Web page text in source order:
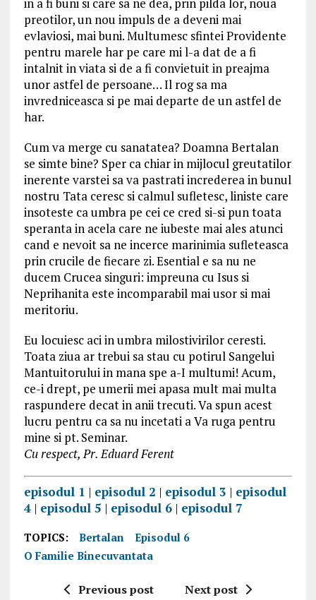
preotilor, un nou impuls de a deveni mai
evlaviosi, mai buni. Multumesc sfintei Providente
pentru marele har pe care mi l-a dat de a fi
intalnit in viata si de a fi convietuit in preajma
unor astfel de persoane… Il rog sa ma
invredniceasca si pe mai departe de un astfel de
har.
Cum va merge cu sanatatea? Doamna Bertalan
se simte bine? Sper ca chiar in mijlocul greutatilor
inerente varstei sa va pastrati increderea in bunul
nostru Tata ceresc si calmul sufletesc, liniste care
insoteste ca umbra pe cei ce cred si-si pun toata
speranta in acela care ne iubeste mai ales atunci
cand e nevoit sa ne incerce marinimia sufleteasca
prin crucile de fiecare zi. Esential e sa nu ne
ducem Crucea singuri: impreuna cu Isus si
Neprihanita este incomparabil mai usor si mai
meritoriu.
Eu locuiesc aci in umbra milostivirilor ceresti.
Toata ziua ar trebui sa stau cu potirul Sangelui
Mantuitorului in mana spe a-I multumi! Acum,
ce-i drept, pe umerii mei apasa mult mai multa
raspundere decat in anii trecuti. Va spun acest
lucru pentru ca sa nu incetati a Va ruga pentru
mine si pt. Seminar.
Cu respect, Pr. Eduard Ferent
episodul 1 | episodul 2 | episodul 3 | episodul
4| episodul 5 | episodul 6| episodul 7
TOPICS: Bertalan
Episodul 6
O Familie Binecuvantata
Previous post Next post